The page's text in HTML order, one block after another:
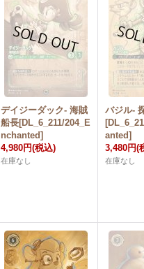
デイジーダック- 海賊
船長[DL_6_211/204_E
nchanted]
4,980円(税込)
在庫なし
バジル-
anted]
3,480円(
在庫なし